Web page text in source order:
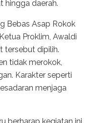
hingga daerah.
Bebas Asap Rokok
Proklim, Awaldi
tersebut dipilih.
tidak merokok,
Karakter seperti
menjaga
berharap kegiatan ini